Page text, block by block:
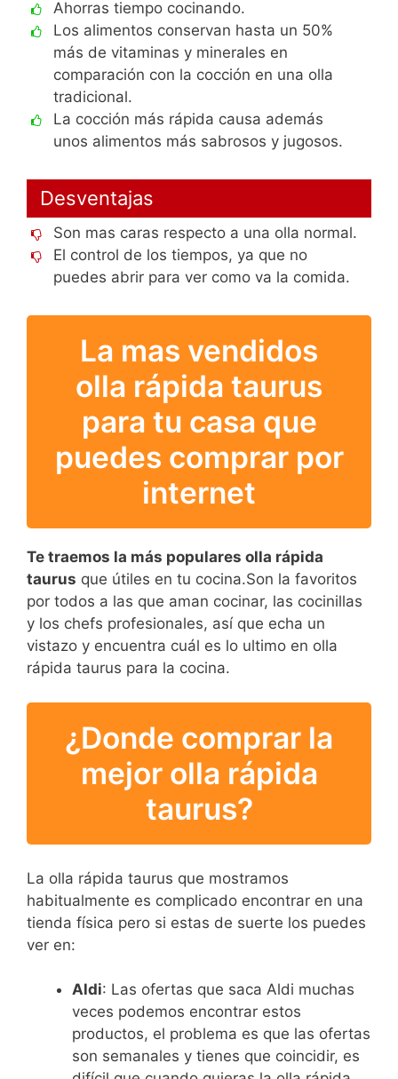
Ahorras tiempo cocinando.
Los alimentos conservan hasta un 50%
más de vitaminas y minerales en
comparación con la cocción en una olla
tradicional.
La cocción más rápida causa además
unos alimentos más sabrosos y jugosos.
Desventajas
Son mas caras respecto a una olla normal.
El control de los tiempos, ya que no
puedes abrir para ver como va la comida.
La mas vendidos
olla rápida taurus
para tu casa que
puedes comprar por
internet
Te traemos la más populares olla rápida
taurus que útiles en tu cocina.Son la favoritos
por todos a las que aman cocinar, las cocinillas
y los chefs profesionales, así que echa un
vistazo y encuentra cuál es lo ultimo en olla
rápida taurus para la cocina.
¿Donde comprar la
mejor olla rápida
taurus?
La olla rápida taurus que mostramos
habitualmente es complicado encontrar en una
tienda física pero si estas de suerte los puedes
ver en:
Aldi: Las ofertas que saca Aldi muchas
veces podemos encontrar estos
productos, el problema es que las ofertas
son semanales y tienes que coincidir, es